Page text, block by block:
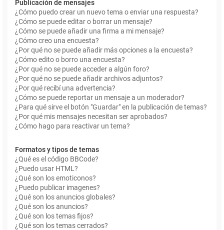
Publicación de mensajes
¿Cómo puedo crear un nuevo tema o enviar una respuesta?
¿Cómo se puede editar o borrar un mensaje?
¿Cómo se puede añadir una firma a mi mensaje?
¿Cómo creo una encuesta?
¿Por qué no se puede añadir más opciones a la encuesta?
¿Cómo edito o borro una encuesta?
¿Por qué no se puede acceder a algún foro?
¿Por qué no se puede añadir archivos adjuntos?
¿Por qué recibí una advertencia?
¿Cómo se puede reportar un mensaje a un moderador?
¿Para qué sirve el botón "Guardar" en la publicación de temas?
¿Por qué mis mensajes necesitan ser aprobados?
¿Cómo hago para reactivar un tema?
Formatos y tipos de temas
¿Qué es el código BBCode?
¿Puedo usar HTML?
¿Qué son los emoticonos?
¿Puedo publicar imagenes?
¿Qué son los anuncios globales?
¿Qué son los anuncios?
¿Qué son los temas fijos?
¿Qué son los temas cerrados?